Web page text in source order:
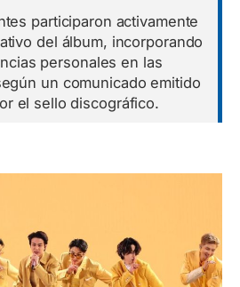
participaron activamente
del álbum, incorporando
personales en las
un comunicado emitido
el sello discográfico.